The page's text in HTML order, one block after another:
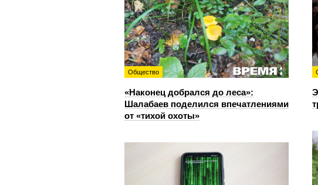
Общество
«Наконец добрался до леса»:
Шалабаев поделился впечатлениями
от «тихой охоты»